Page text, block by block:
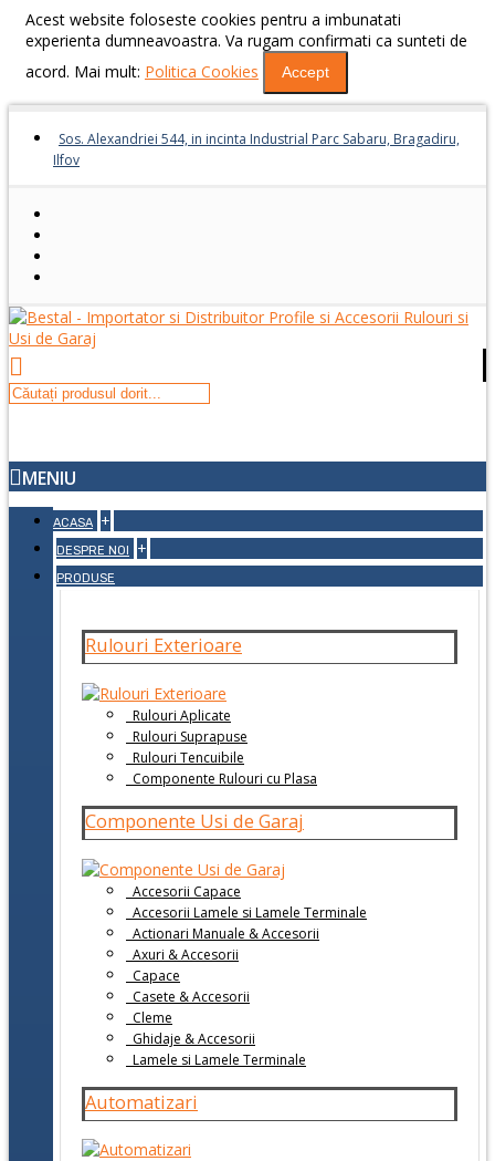
Acest website foloseste cookies pentru a imbunatati
experienta dumneavoastra. Va rugam confirmati ca sunteti de
acord. Mai mult: Politica Cookies Accept
Sos. Alexandriei 544, in incinta Industrial Parc Sabaru, Bragadiru,
Ilfov
MENIU
ACASA +
DESPRE NOI +
PRODUSE
Rulouri Exterioare
Rulouri Aplicate
Rulouri Suprapuse
Rulouri Tencuibile
Componente Rulouri cu Plasa
Componente Usi de Garaj
Accesorii Capace
Accesorii Lamele si Lamele Terminale
Actionari Manuale & Accesorii
Axuri & Accesorii
Capace
Casete & Accesorii
Cleme
Ghidaje & Accesorii
Lamele si Lamele Terminale
Automatizari